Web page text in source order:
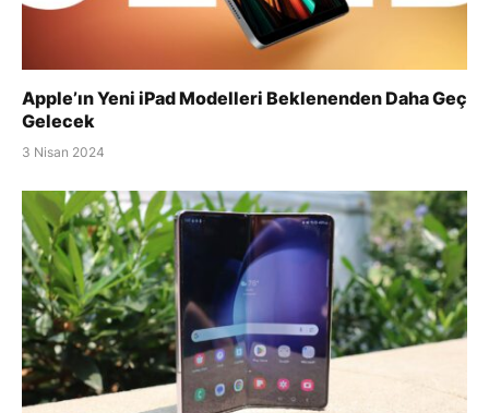
Apple’ın Yeni iPad Modelleri Beklenenden Daha Geç
Gelecek
3 Nisan 2024